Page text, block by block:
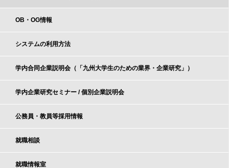
OB・OG情報
システムの利用方法
学内合同企業説明会（「九州大学生のための業界・企業研究」）
学内企業研究セミナー / 個別企業説明会
公務員・教員等採用情報
就職相談
就職情報室